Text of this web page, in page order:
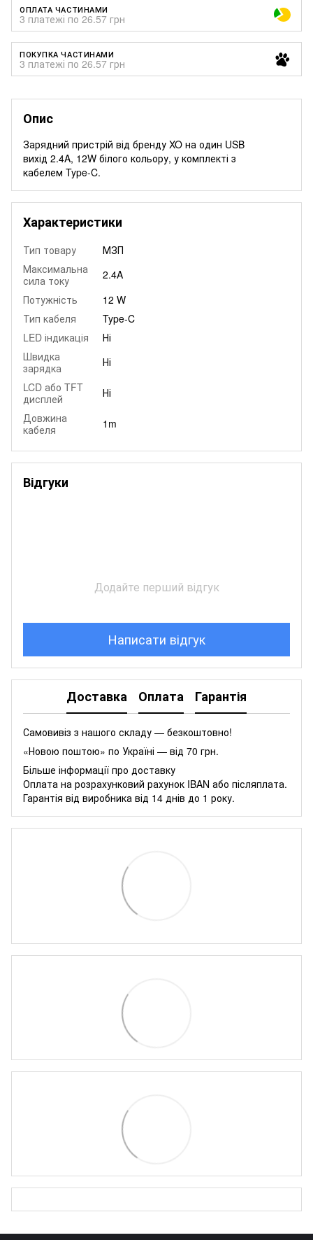
ОПЛАТА ЧАСТИНАМИ
3 платежі по 26.57 грн
ПОКУПКА ЧАСТИНАМИ
3 платежі по 26.57 грн
Опис
Зарядний пристрій від бренду XO на один USB
вихід 2.4A, 12W білого кольору, у комплекті з
кабелем Type-C.
Характеристики
Тип товару
МЗП
Максимальна
сила току
2.4A
Потужність
12 W
Тип кабеля
Type-C
LED індикація
Ні
Швидка
зарядка
Ні
LCD або TFT
дисплей
Ні
Довжина
кабеля
1m
Відгуки
Додайте перший відгук
Написати відгук
Доставка Оплата Гарантія
Самовивіз з нашого складу — безкоштовно!
«Новою поштою» по Україні — від 70 грн.
Більше інформації про доставку
Оплата на розрахунковий рахунок IBAN або післяплата.
Гарантія від виробника від 14 днів до 1 року.